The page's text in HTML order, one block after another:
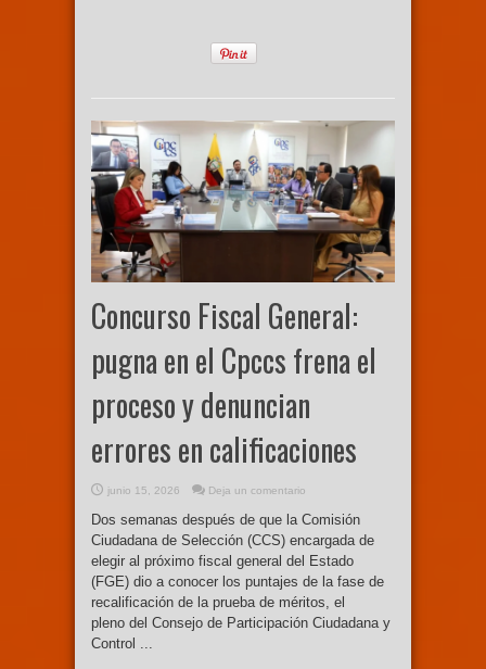
Concurso Fiscal General:
pugna en el Cpccs frena el
proceso y denuncian
errores en calificaciones
junio 15, 2026 Deja un comentario
Dos semanas después de que la Comisión
Ciudadana de Selección (CCS) encargada de
elegir al próximo fiscal general del Estado
(FGE) dio a conocer los puntajes de la fase de
recalificación de la prueba de méritos, el
pleno del Consejo de Participación Ciudadana y
Control ...